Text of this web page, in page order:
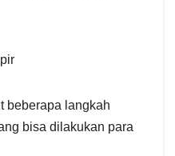
beberapa langkah
bisa dilakukan para